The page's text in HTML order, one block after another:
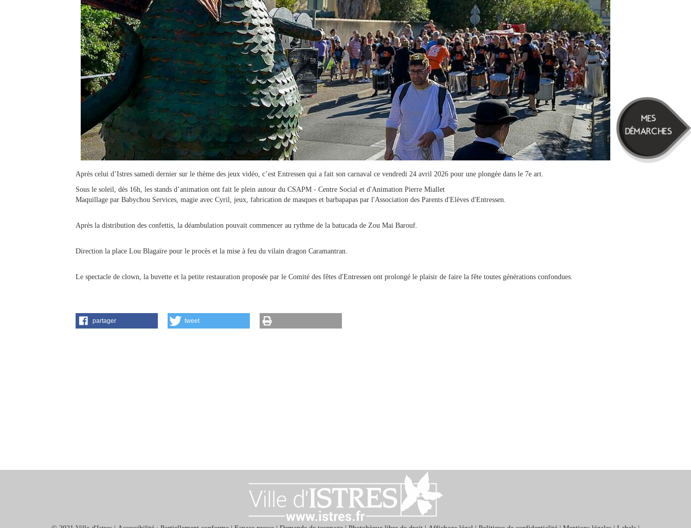
MES
DÉMARCHES
Après celui d’Istres samedi dernier sur le thème des jeux vidéo, c’est Entressen qui a fait son carnaval ce vendredi 24 avril 2026 pour une plongée dans le 7e art.
Sous le soleil, dès 16h, les stands d’animation ont fait le plein autour du CSAPM - Centre Social et d'Animation Pierre Miallet
Maquillage par Babychou Services, magie avec Cyril, jeux, fabrication de masques et barbapapas par l'Association des Parents d'Elèves d'Entressen.
Après la distribution des confettis, la déambulation pouvait commencer au rythme de la batucada de Zou Mai Barouf.
Direction la place Lou Blagaïre pour le procès et la mise à feu du vilain dragon Caramantran.
Le spectacle de clown, la buvette et la petite restauration proposée par le Comité des fêtes d'Entressen ont prolongé le plaisir de faire la fête toutes générations confondues.
partager tweet